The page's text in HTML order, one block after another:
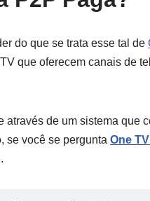
do que se trata esse tal de
que oferecem canais de
através de um sistema que
se você se pergunta One